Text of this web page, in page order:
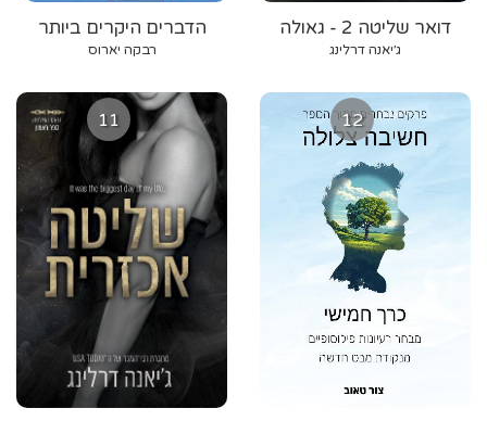
הדברים היקרים ביותר
רבקה יארוס
דואר שליטה 2 - גאולה
אכזרית
ג׳יאנה דרלינג
11 12